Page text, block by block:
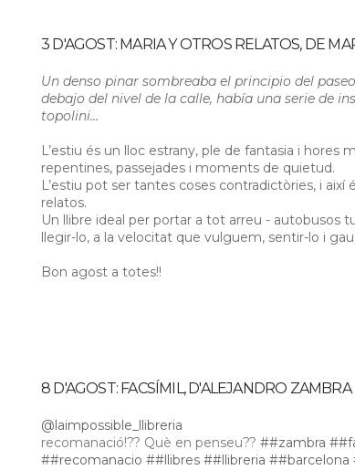
3 D'AGOST: MARIA Y OTROS RELATOS, DE
Un denso pinar sombreaba el principio del
debajo del nivel de la calle, había una serie de
topolini…
L’estiu és un lloc estrany, ple de fantasia i hores
repentines, passejades i moments de quietud.
L’estiu pot ser tantes coses contradictòries, i
relatos.
Un llibre ideal per portar a tot arreu - autobusos
llegir-lo, a la velocitat que vulguem, sentir-lo i
Bon agost a totes!!
8 D'AGOST: FACSÍMIL, D'ALEJANDRO ZAMBRA
@laimpossible_llibreria
recomanació!?? Què en penseu?? ##zambra
##recomanacio ##llibres ##llibreria ##barcelona